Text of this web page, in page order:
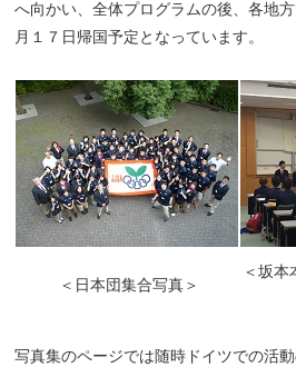
へ向かい、全体プログラムの後、各地
月１７日帰国予定となっています。
＜日本団集合写真＞
＜坂本
写真集のページでは随時ドイツでの活